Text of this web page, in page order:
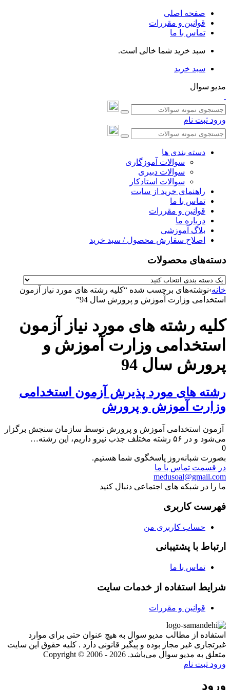
صفحه اصلی
قوانین و مقررات
تماس با ما
سبد خرید شما خالی است.
سبد خرید
مدیو سوال
ورود ثبت نام
دسته بندی ها
سوالات آموزگاری
سوالات دبیری
سوالات استادکار
راهنمای خرید از سایت
تماس با ما
قوانین و مقررات
درباره ما
بلاگ آموزشی
اصلاح سفارش محصول / سبد خرید
دسته‌های محصولات
خانه›نوشته‌های برچسب شده “کلیه رشته های مورد نیاز آزمون
استخدامی وزارت آموزش و پرورش سال 94”
کلیه رشته های مورد نیاز آزمون
استخدامی وزارت آموزش و
پرورش سال 94
رشته های مورد پذیرش آزمون استخدامی
وزارت آموزش و پرورش
آزمون استخدامی آموزش و پرورش توسط سازمان سنجش برگزار
می‌شود و در ۵۶ رشته مختلف جذب نیرو داریم، این رشته…
0
بصورت شبانه‌روز پاسخگوی شما هستیم.
در قسمت تماس با ما
medusoal@gmail.com
ما را در شبکه های اجتماعی دنبال کنید
فهرست کاربری
حساب کاربری من
ارتباط با پشتیبانی
تماس با ما
شرایط استفاده از خدمات سایت
قوانین و مقررات
استفاده از مطالب مدیو سوال به هیچ عنوان حتی برای موارد
غیرتجاری غیر مجاز بوده و پیگیر قانونی دارد . کلیه حقوق این سایت
متعلق به مدیو سوال می‌باشد. Copyright © 2006 - 2026
ورود ثبت نام
ورود